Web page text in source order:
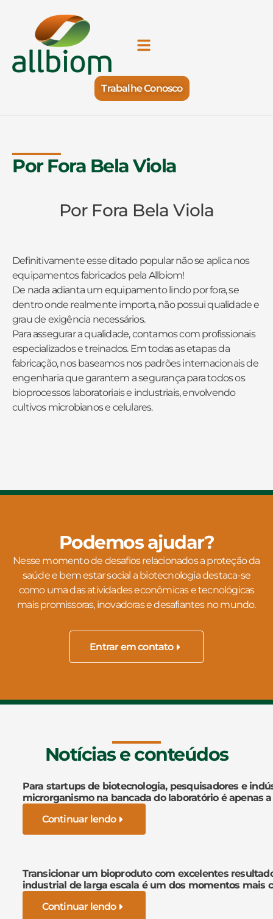
Trabalhe Conosco
Por Fora Bela Viola
Por Fora Bela Viola
Definitivamente esse ditado popular não se aplica nos
equipamentos fabricados pela Allbiom!
De nada adianta um equipamento lindo por fora, se
dentro onde realmente importa, não possui qualidade e
grau de exigência necessários.
Para assegurar a qualidade, contamos com profissionais
especializados e treinados. Em todas as etapas da
fabricação, nos baseamos nos padrões internacionais de
engenharia que garantem a segurança para todos os
bioprocessos laboratoriais e industriais, envolvendo
cultivos microbianos e celulares.
Podemos ajudar?
Nesse momento de desafios relacionados a proteção da
saúde e bem estar social a biotecnologia destaca-se
como uma das atividades econômicas e tecnológicas
mais promissoras, inovadoras e desafiantes no mundo.
Entrar em contato
Notícias e conteúdos
Para startups de biotecnologia, pesquisadores e
microrganismo na bancada do laboratório é apenas
Continuar lendo
Transicionar um bioproduto com excelentes
industrial de larga escala é um dos momentos mais
Continuar lendo